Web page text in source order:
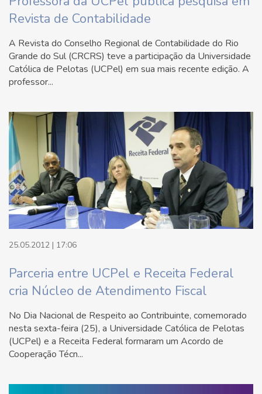
Revista de Contabilidade
A Revista do Conselho Regional de Contabilidade do Rio
Grande do Sul (CRCRS) teve a participação da Universidade
Católica de Pelotas (UCPel) em sua mais recente edição. A
professor...
25.05.2012 | 17:06
Parceria entre UCPel e Receita Federal
cria Núcleo de Atendimento Fiscal
No Dia Nacional de Respeito ao Contribuinte, comemorado
nesta sexta-feira (25), a Universidade Católica de Pelotas
(UCPel) e a Receita Federal formaram um Acordo de
Cooperação Técn...